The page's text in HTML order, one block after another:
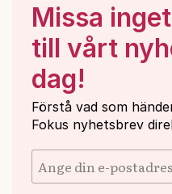
Missa
till vårt
dag!
Förstå vad som
Fokus nyhetsbrev